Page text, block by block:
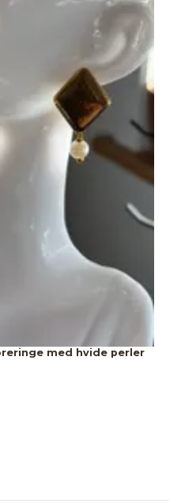
med hvide perler